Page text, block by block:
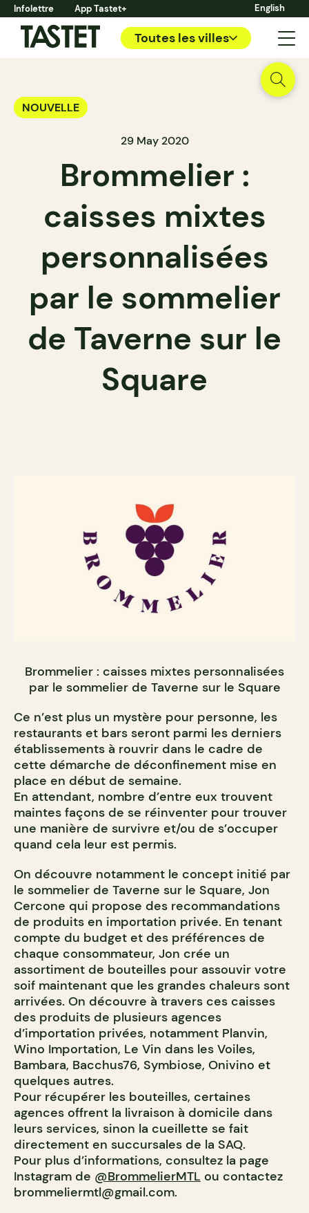
Infolettre App Tastet+ English
Toutes les villes
NOUVELLE
29 May 2020
Brommelier :
caisses mixtes
personnalisées
par le sommelier
de Taverne sur le
Square
Brommelier : caisses mixtes personnalisées
par le sommelier de Taverne sur le Square
Ce n’est plus un mystère pour personne, les
restaurants et bars seront parmi les derniers
établissements à rouvrir dans le cadre de
cette démarche de déconfinement mise en
place en début de semaine.
En attendant, nombre d’entre eux trouvent
maintes façons de se réinventer pour trouver
une manière de survivre et/ou de s’occuper
quand cela leur est permis.
On découvre notamment le concept initié par
le sommelier de Taverne sur le Square, Jon
Cercone qui propose des recommandations
de produits en importation privée. En tenant
compte du budget et des préférences de
chaque consommateur, Jon crée un
assortiment de bouteilles pour assouvir votre
soif maintenant que les grandes chaleurs sont
arrivées. On découvre à travers ces caisses
des produits de plusieurs agences
d’importation privées, notamment Planvin,
Wino Importation, Le Vin dans les Voiles,
Bambara, Bacchus76, Symbiose, Onivino et
quelques autres.
Pour récupérer les bouteilles, certaines
agences offrent la livraison à domicile dans
leurs services, sinon la cueillette se fait
directement en succursales de la SAQ.
Pour plus d’informations, consultez la page
Instagram de @BrommelierMTL ou contactez
brommeliermtl@gmail.com.